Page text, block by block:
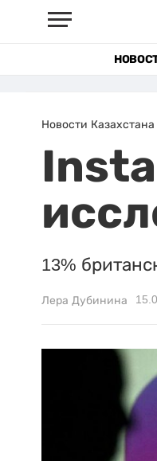
Новости Казахстана
13%
Лера Дубинина